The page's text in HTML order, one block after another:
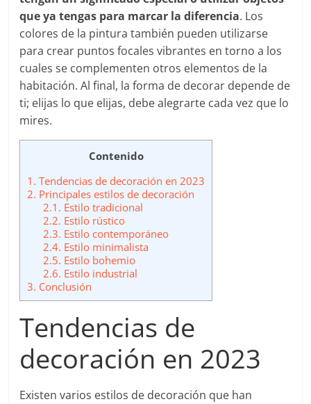
que ya tengas para marcar la diferencia. Los
colores de la pintura también pueden utilizarse
para crear puntos focales vibrantes en torno a los
cuales se complementen otros elementos de la
habitación. Al final, la forma de decorar depende de
ti; elijas lo que elijas, debe alegrarte cada vez que lo
mires.
Contenido
1. Tendencias de decoración en 2023
2. Principales estilos de decoración
2.1. Estilo tradicional
2.2. Estilo rústico
2.3. Estilo contemporáneo
2.4. Estilo minimalista
2.5. Estilo bohemio
2.6. Estilo industrial
3. Conclusión
Tendencias de
decoración en 2023
Existen varios estilos de decoración que han